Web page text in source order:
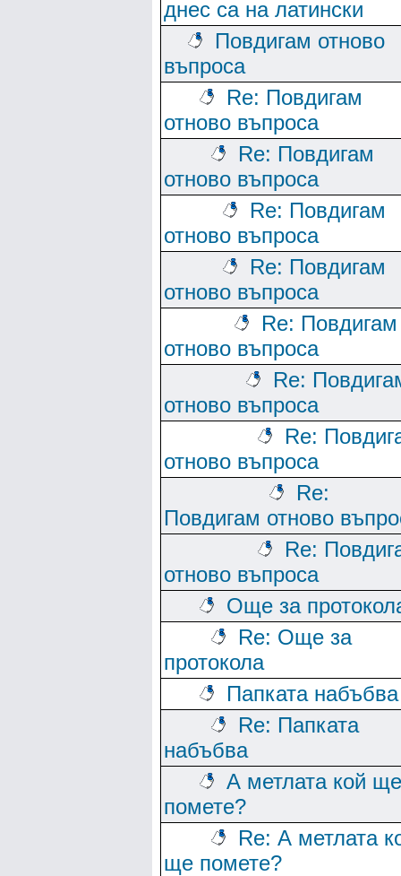
днес са на латински
Повдигам отново
въпроса
Re: Повдигам
отново въпроса
Re: Повдигам
отново въпроса
Re: Повдигам
отново въпроса
Re: Повдигам
отново въпроса
Re: Повдигам
отново въпроса
Re:
отново въпроса
Re:
отново въпроса
Re:
Повдигам отново
Re:
отново въпроса
Още за
Re: Още за
протокола
Папката набъбва
Re: Папката
набъбва
А метлата кой ще
помете?
Re: А метлата
ще помете?